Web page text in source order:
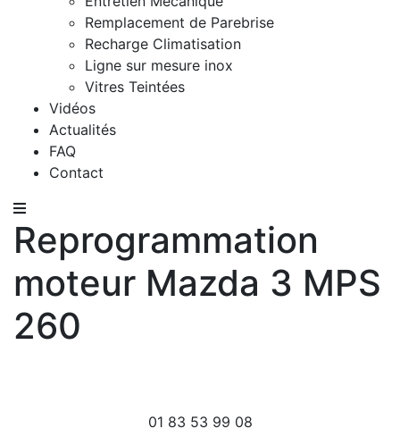
Remplacement de Parebrise
Recharge Climatisation
Ligne sur mesure inox
Vitres Teintées
Vidéos
Actualités
FAQ
Contact
Reprogrammation
moteur Mazda 3 MPS
260
01 83 53 99 08